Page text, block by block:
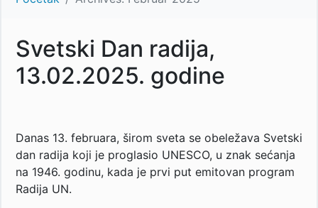
Svetski Dan radija,
13.02.2025. godine
Danas 13. februara, širom sveta se obeležava Svetski
dan radija koji je proglasio UNESCO, u znak sećanja
na 1946. godinu, kada je prvi put emitovan program
Radija UN.